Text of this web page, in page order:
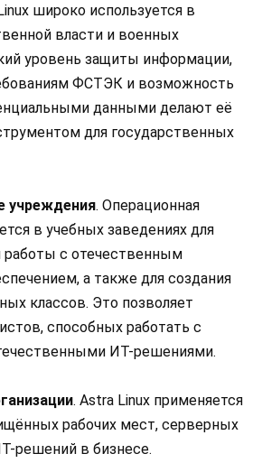
широко используется в
власти и военных
уровень защиты информации,
ФСТЭК и возможность
данными делают её
для государственных
учреждения. Операционная
в учебных заведениях для
работы с отечественным
а также для создания
классов. Это позволяет
способных работать с
ИТ-решениями.
. Astra Linux применяется
рабочих мест, серверных
решений в бизнесе.